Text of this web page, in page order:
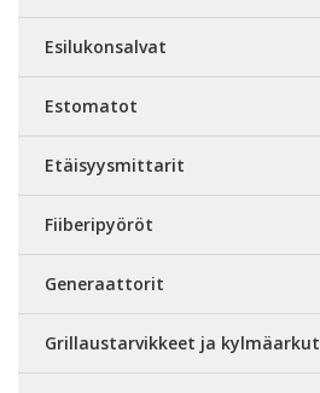
Esilukonsalvat
Estomatot
Etäisyysmittarit
Fiiberipyöröt
Generaattorit
Grillaustarvikkeet ja kylmäarkut